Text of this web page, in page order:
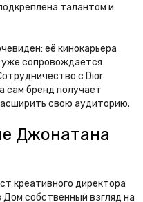
талантом и
её кинокарьера
сопровождается
с Dior
сам бренд получает
свою аудиторию.
Джонатана
креативного директора
Дом собственный взгляд на